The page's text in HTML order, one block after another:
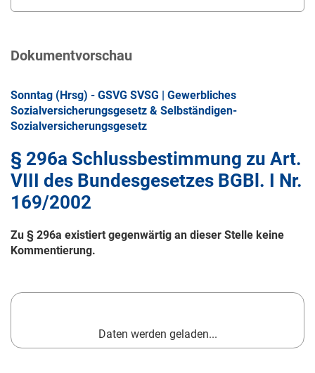
Dokumentvorschau
Sonntag (Hrsg) - GSVG SVSG | Gewerbliches
Sozialversicherungsgesetz & Selbständigen-
Sozialversicherungsgesetz
§ 296a Schlussbestimmung zu Art.
VIII des Bundesgesetzes BGBl. I Nr.
169/2002
Zu § 296a existiert gegenwärtig an dieser Stelle keine
Kommentierung.
Daten werden geladen...